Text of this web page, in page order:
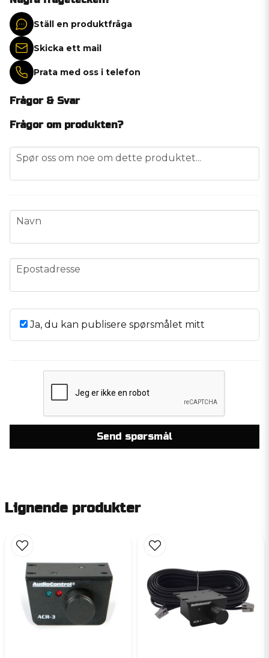
Ställ en produktfråga
Skicka ett mail
Prata med oss i telefon
Frågor & Svar
Frågor om produkten?
question
Spør oss om noe om dette produktet...
name
Navn
email
Epostadresse
Ja, du kan publisere spørsmålet mitt
Send spørsmål
Lignende produkter